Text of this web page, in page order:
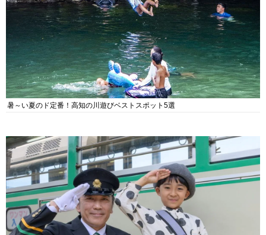
暑～い夏のド定番！高知の川遊びベストスポット5選